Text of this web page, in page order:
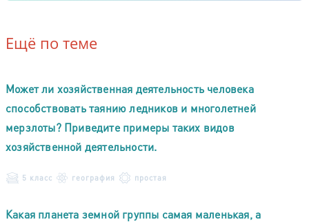
Ещё по теме
Может ли хозяйственная деятельность человека
способствовать таянию ледников и многолетней
мерзлоты? Приведите примеры таких видов
хозяйственной деятельности.
5 класс география простая
Какая планета земной группы самая маленькая, а